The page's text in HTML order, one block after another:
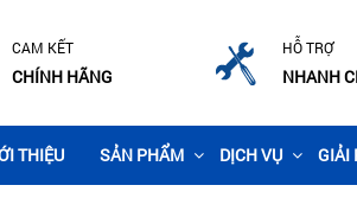
CAM KẾT
CHÍNH HÃNG
HỖ TRỢ
NHANH
THIỆU SẢN PHẨM DỊCH VỤ GIẢI